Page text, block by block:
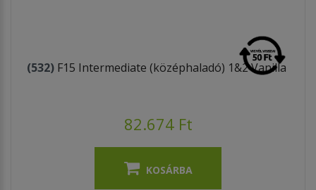
(532) F15 Intermediate (középhaladó) 1&2 Vanilla
82.674 Ft
KOSÁRBA